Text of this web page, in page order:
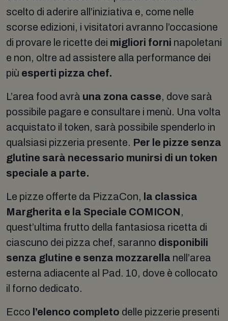
scelto di aderire all’iniziativa e, come nelle
scorse edizioni, i visitatori avranno l’occasione
di provare le ricette dei migliori forni napoletani
e non, oltre ad assistere alla performance dei
più esperti pizza chef.
L’area food avrà una zona casse, dove sarà
possibile pagare e consultare i menù. Una volta
acquistato il token, sarà possibile spenderlo in
qualsiasi pizzeria presente. Per le pizze senza
glutine sarà necessario munirsi di un token
speciale a parte.
Le pizze offerte da PizzaCon, la classica
Margherita e la Speciale COMICON,
quest’ultima frutto della fantasiosa ricetta di
ciascuno dei pizza chef, saranno disponibili
senza glutine e senza mozzarella nell’area
esterna adiacente al Pad. 10, dove è collocato
il forno dedicato.
Ecco l’elenco completo delle pizzerie presenti